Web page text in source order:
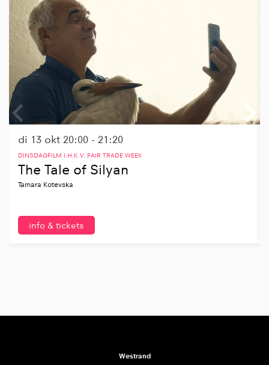
The Tale of Silyan
Tamara Kotevska
DINSDAGFILM I.H.K.V. FAIR TRADE WEEK
di 13 okt 20:00 - 21:20
info & tickets
Westrand